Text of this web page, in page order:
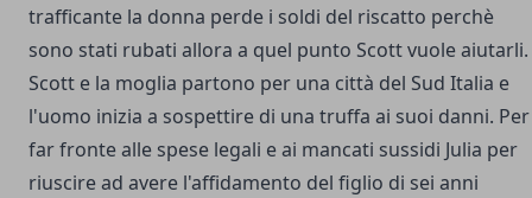
trafficante la donna perde i soldi del riscatto perchè
sono stati rubati allora a quel punto Scott vuole aiutarli.
Scott e la moglia partono per una città del Sud Italia e
l'uomo inizia a sospettire di una truffa ai suoi danni. Per
far fronte alle spese legali e ai mancati sussidi Julia per
riuscire ad avere l'affidamento del figlio di sei anni